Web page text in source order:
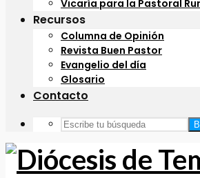
Vicaría para la Pastoral
Recursos
Columna de Opinión
Revista Buen Pastor
Evangelio del día
Glosario
Contacto